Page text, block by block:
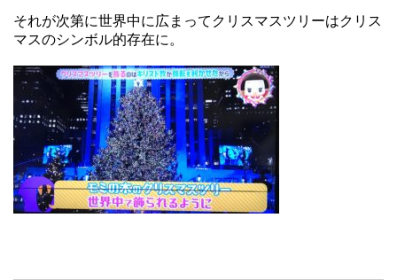
それが次第に世界中に広まってクリスマスツリーはクリス
マスのシンボル的存在に。